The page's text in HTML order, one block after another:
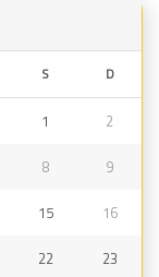
S D
1 2
8 9
15 16
22 23